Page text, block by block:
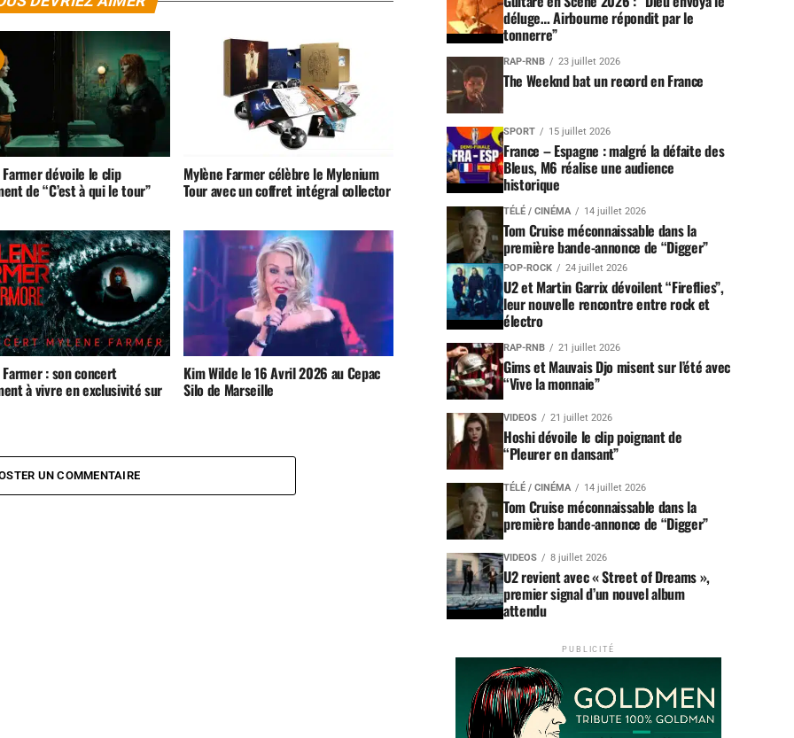
dévoile le clip
de “C’est à qui le tour”
Mylène Farmer célèbre le Mylenium
Tour avec un coffret intégral collector
: son concert
à vivre en exclusivité sur
Kim Wilde le 16 Avril 2026 au Cepac
Silo de Marseille
UN COMMENTAIRE
déluge… Airbourne répondit par le
tonnerre”
RAP-RNB 23 juillet 2026
The Weeknd bat un record en France
SPORT 15 juillet 2026
France – Espagne : malgré la défaite des
Bleus, M6 réalise une audience
historique
TÉLÉ / CINÉMA 14 juillet 2026
Tom Cruise méconnaissable dans la
première bande-annonce de “Digger”
POP-ROCK 24 juillet 2026
U2 et Martin Garrix dévoilent “Fireflies”,
leur nouvelle rencontre entre rock et
électro
RAP-RNB 21 juillet 2026
Gims et Mauvais Djo misent sur l’été avec
“Vive la monnaie”
VIDEOS 21 juillet 2026
Hoshi dévoile le clip poignant de
“Pleurer en dansant”
TÉLÉ / CINÉMA 14 juillet 2026
Tom Cruise méconnaissable dans la
première bande-annonce de “Digger”
VIDEOS 8 juillet 2026
U2 revient avec « Street of Dreams »,
premier signal d’un nouvel album
attendu
PUBLICITÉ